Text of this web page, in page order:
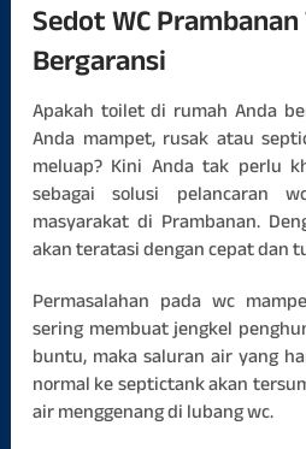
Sedot WC
Bergaransi
Apakah toilet di rumah Anda
Anda mampet, rusak atau
meluap? Kini Anda tak perlu
sebagai solusi pelancaran
masyarakat di Prambanan.
akan teratasi dengan cepat dan
Permasalahan pada wc
sering membuat jengkel
buntu, maka saluran air yang
normal ke septictank akan
air menggenang di lubang wc.